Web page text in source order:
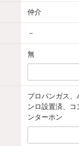
仲介
－
無
プロパンガス
ンロ設置済、
ンターホン